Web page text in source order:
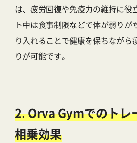
は、疲労回復や免疫力の維持に役
ト中は食事制限などで体が弱りが
り入れることで健康を保ちながら
りが可能です。
2. Orva Gymでのトレ
相乗効果